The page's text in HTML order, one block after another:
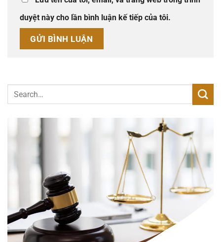
duyệt này cho lần bình luận kế tiếp của tôi.